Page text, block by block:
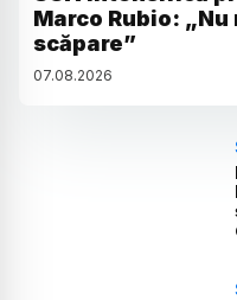
Marco Rubio:
scăpare”
07.08.2026